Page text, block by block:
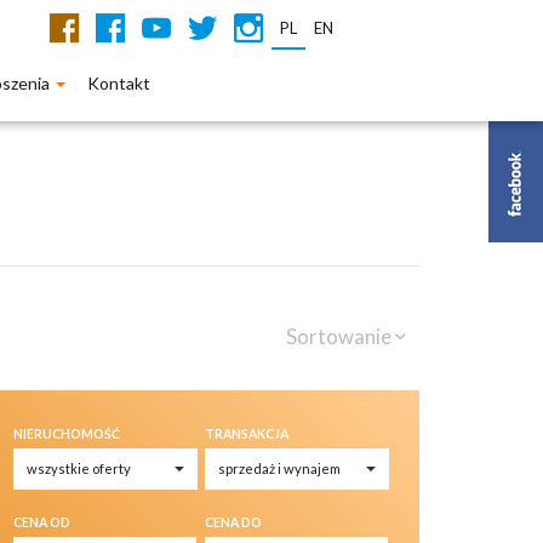
Kontakt
PL EN
Sortowanie
NIERUCHOMOŚĆ TRANSAKCJA
CENA OD CENA DO